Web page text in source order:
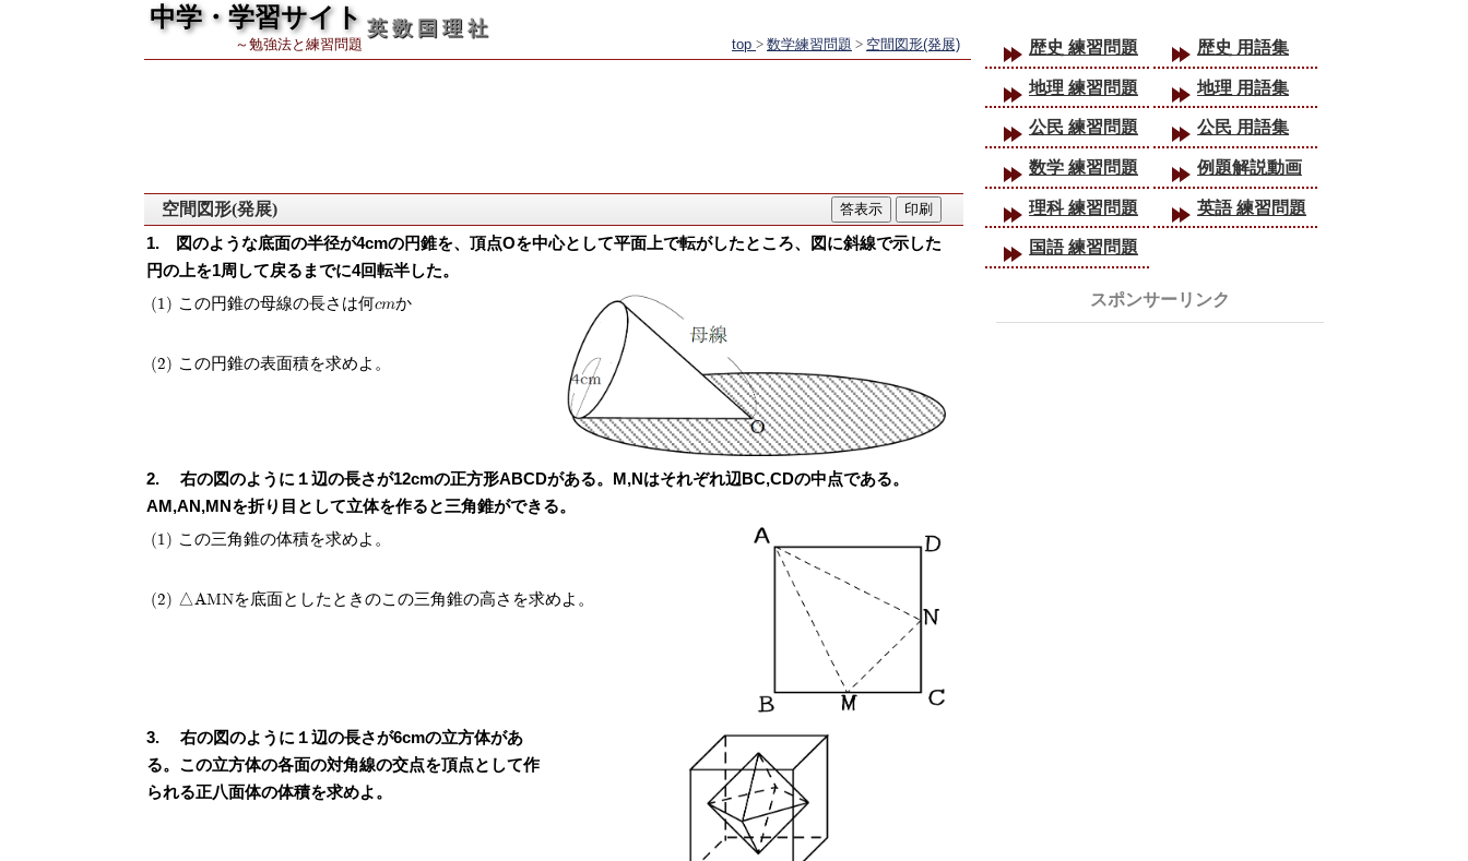
中学・学習サイト
～勉強法と練習問題
英 数 国 理 社
top > 数学練習問題 > 空間図形(発展) 歴史 練習問題 歴史 用語集
地理 練習問題 地理 用語集
公民 練習問題 公民 用語集
数学 練習問題 例題解説動画
理科 練習問題 英語 練習問題
国語 練習問題
空間図形(発展)
図のような底面の半径が4cmの円錐を、頂点Oを中心として平面上で転がしたところ、図に斜線で示した
円の上を1周して戻るまでに4回転半した。
(1) この円錐の母線の長さは何cmか
(2) この円錐の表面積を求めよ。
右の図のように１辺の長さが12cmの正方形ABCDがある。M,Nはそれぞれ辺BC,CDの中点である。
AM,AN,MNを折り目として立体を作ると三角錐ができる。
(1) この三角錐の体積を求めよ。
(2) △AMNを底面としたときのこの三角錐の高さを求めよ。
右の図のように１辺の長さが6cmの立方体があ
る。この立方体の各面の対角線の交点を頂点として作
られる正八面体の体積を求めよ。